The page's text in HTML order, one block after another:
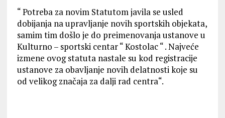
“ Potreba za novim Statutom javila se usled
dobijanja na upravljanje novih sportskih objekata,
samim tim došlo je do preimenovanja ustanove u
Kulturno – sportski centar “ Kostolac “ . Najveće
izmene ovog statuta nastale su kod registracije
ustanove za obavljanje novih delatnosti koje su
od velikog značaja za dalji rad centra“.